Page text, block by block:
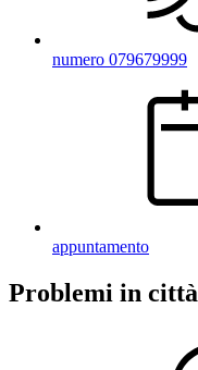
numero 079679999
appuntamento
Problemi in città